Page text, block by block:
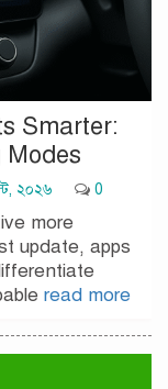
Smarter:
Modes
২০২৬ 0
more
update, apps
read more